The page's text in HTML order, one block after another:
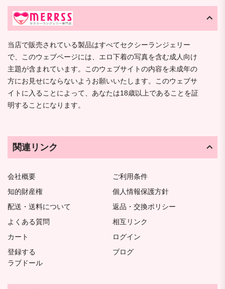
当店で販売されている製品はすべてセクシーランジェリー
で、このウェブページには、エロ下着の写真を含む成人向け
主題が含まれています。このウェブサイトの内容を未成年の
方にお見せにならないようお願いいたします。このウェブサ
イトに入ることによって、あなたは18歳以上であることを証
明することになります。
関連リンク
会社概要
ご利用条件
知的財産権
個人情報保護方針
配送・送料について
返品・交換ポリシー
よくある質問
相互リンク
カート
ログイン
登録する
ブログ
ラブドール